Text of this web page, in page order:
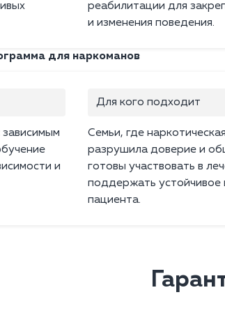
реабилитации для
и изменения поведения.
для наркоманов
и
Для кого подходит
Семьи, где
разрушила доверие и
готовы участвовать в
поддержать устойчивое
пациента.